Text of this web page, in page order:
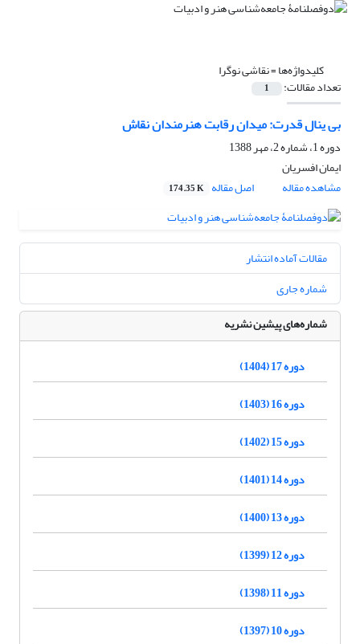
کلیدواژه‌ها =نقاشی نوگرا
تعداد مقالات: 1
بی ینال قدرت: میدان رقابت هنرمندان نقاش
دوره 1، شماره 2، مهر 1388
ایمان افسریان
مشاهده مقاله
اصل مقاله 174.35 K
مقالات آماده انتشار
شماره جاری
شماره‌های پیشین نشریه
دوره 17 (1404)
دوره 16 (1403)
دوره 15 (1402)
دوره 14 (1401)
دوره 13 (1400)
دوره 12 (1399)
دوره 11 (1398)
دوره 10 (1397)